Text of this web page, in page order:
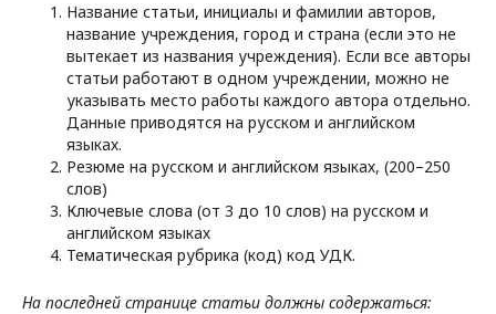
Название статьи, инициалы и фамилии авторов,
название учреждения, город и страна (если это не
вытекает из названия учреждения). Если все авторы
статьи работают в одном учреждении, можно не
указывать место работы каждого автора отдельно.
Данные приводятся на русском и английском
языках.
Резюме на русском и английском языках, (200–250
слов)
Ключевые слова (от 3 до 10 слов) на русском и
английском языках
Тематическая рубрика (код) код УДК.
На последней странице статьи должны содержаться: